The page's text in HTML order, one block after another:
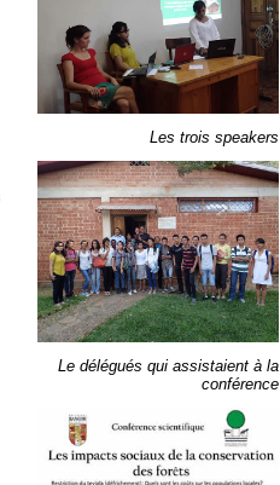
Les trois speakers
Le délégués qui assistaient à la
conférence